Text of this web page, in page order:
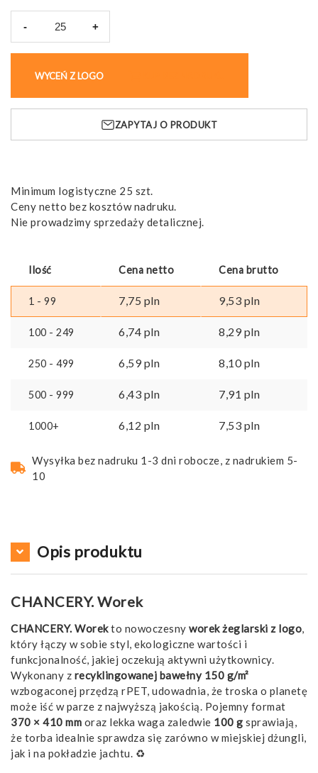
-
przednią
kieszenią
zamkiem
+
WYCEŃ Z LOGO
ZAPYTAJ O PRODUKT
Minimum logistyczne 25 szt.
Ceny netto bez kosztów nadruku.
Nie prowadzimy sprzedaży detalicznej.
Ilość Cena netto Cena brutto
1 - 99 7,75 pln 9,53 pln
100 - 249 6,74 pln 8,29pln
250 - 499 6,59pln 8,10pln
500 - 999 6,43 pln 7,91 pln
1000+ 6,12 pln 7,53 pln
Wysyłka bez nadruku 1-3 dni robocze, z nadrukiem 5-
10
Opis produktu
CHANCERY. Worek
CHANCERY. Worekto nowoczesny worek żeglarski z logo,
który łączy w sobie styl, ekologiczne wartości i
funkcjonalność, jakiej oczekują aktywni użytkownicy.
Wykonany z recyklingowanej bawełny 150 g/m²
wzbogaconej przędzą rPET, udowadnia, że troska o planetę
może iść w parze z najwyższą jakością. Pojemny format
370 × 410 mm oraz lekka waga zaledwie 100 g sprawiają,
że torba idealnie sprawdza się zarówno w miejskiej dżungli,
jak i na pokładzie jachtu. ♻️